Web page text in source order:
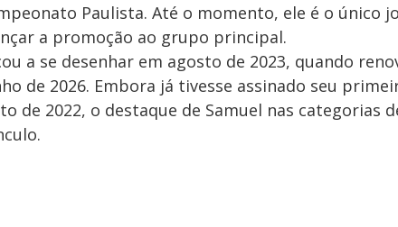
Paulista. Até o momento, ele é o único
a promoção ao grupo principal.
a se desenhar em agosto de 2023, quando
de 2026. Embora já tivesse assinado seu
de 2022, o destaque de Samuel nas categorias